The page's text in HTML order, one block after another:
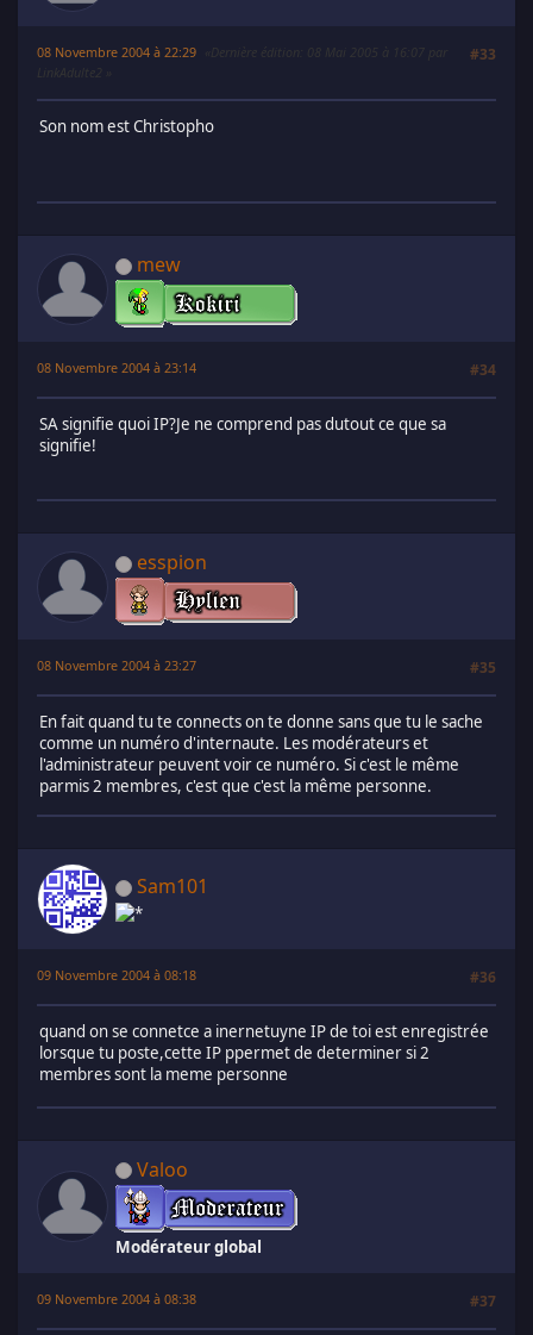
08 Novembre 2004 à 22:29 #33
Dernière édition
: 08 Mai 2005 à 16:07 par
LinkAdulte2
Son nom est Christopho
mew
08 Novembre 2004 à 23:14 #34
SA signifie quoi IP?Je ne comprend pas dutout ce que sa
signifie!
esspion
08 Novembre 2004 à 23:27 #35
En fait quand tu te connects on te donne sans que tu le sache
comme un numéro d'internaute. Les modérateurs et
l'administrateur peuvent voir ce numéro. Si c'est le même
parmis 2 membres, c'est que c'est la même personne.
Sam101
09 Novembre 2004 à 08:18 #36
quand on se connetce a inernetuyne IP de toi est enregistrée
lorsque tu poste,cette IP ppermet de determiner si 2
membres sont la meme personne
Valoo
Modérateur global
09 Novembre 2004 à 08:38 #37